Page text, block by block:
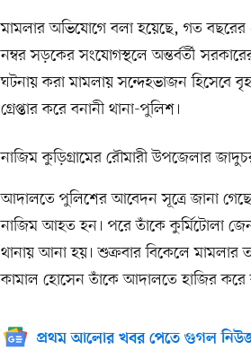
মামলার অভিযোগে বলা হয়েছে, গত বছরের
নম্বর সড়কের সংযোগস্থলে অন্তর্বর্তী
ঘটনায় করা মামলায় সন্দেহভাজন হিসেবে
গ্রেপ্তার করে বনানী থানা-পুলিশ।
নাজিম কুড়িগ্রামের রৌমারী উপজেলার
আদালতে পুলিশের আবেদন সূত্রে জানা
নাজিম আহত হন। পরে তাঁকে কুর্মিটোলা
থানায় আনা হয়। শুক্রবার বিকেলে
কামাল হোসেন তাঁকে আদালতে হাজির
প্রথম আলোর খবর পেতে গুগল